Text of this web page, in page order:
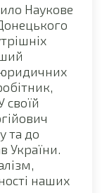
Наукове
своїй
та до
України.
наших